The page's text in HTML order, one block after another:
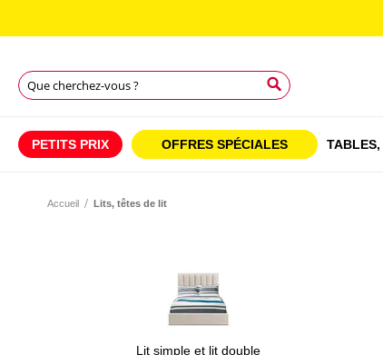
Rechercher
PETITS PRIX OFFRES SPÉCIALES TABLES,
Accueil Lits, têtes de lit
Lit simple et lit double